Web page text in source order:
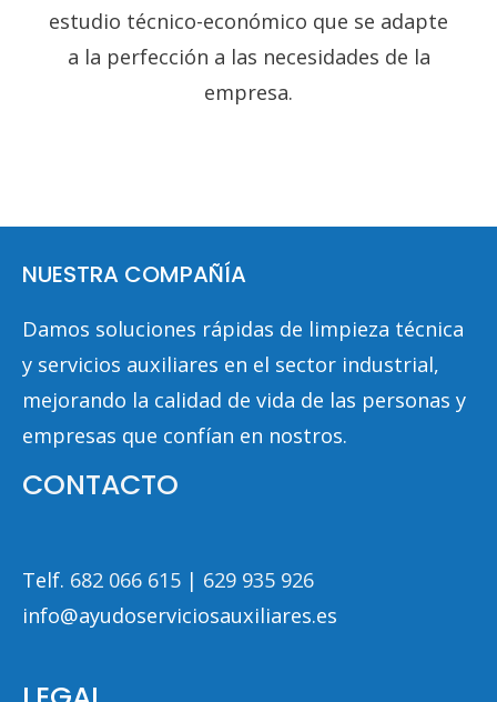
estudio técnico-económico que se adapte
a la perfección a las necesidades de la
empresa.
NUESTRA COMPAÑÍA
Damos soluciones rápidas de limpieza técnica
y servicios auxiliares en el sector industrial,
mejorando la calidad de vida de las personas y
empresas que confían en nostros.
CONTACTO
Telf. 682 066 615 | 629 935 926
info@ayudoserviciosauxiliares.es